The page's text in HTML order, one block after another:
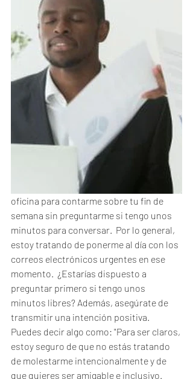
oficina para contarme sobre tu fin de
semana sin preguntarme si tengo unos
minutos para conversar.  Por lo general,
estoy tratando de ponerme al día con los
correos electrónicos urgentes en ese
momento.  ¿Estarías dispuesto a
preguntar primero si tengo unos
minutos libres? Además, asegúrate de
transmitir una intención positiva.
Puedes decir algo como: "Para ser claros,
estoy seguro de que no estás tratando
de molestarme intencionalmente y de
que quieres ser amigable e inclusivo.